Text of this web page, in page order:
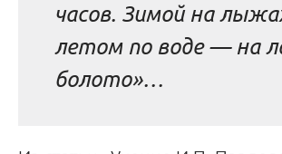
часов. Зимой на
летом по воде—на
болото»…